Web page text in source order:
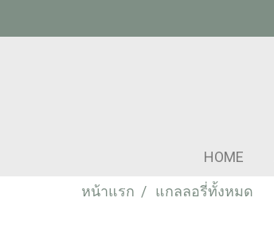
HOME
หน้าแรก แกลลอรี่ทั้งหมด